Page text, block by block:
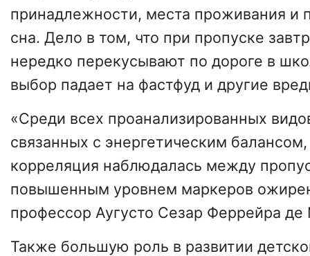
принадлежности, места проживания и
сна. Дело в том, что при пропуске
нередко перекусывают по дороге в
выбор падает на фастфуд и другие
«Среди всех проанализированных
связанных с энергетическим
корреляция наблюдалась между
повышенным уровнем маркеров
профессор Аугусто Сезар Феррейра
Также большую роль в развитии